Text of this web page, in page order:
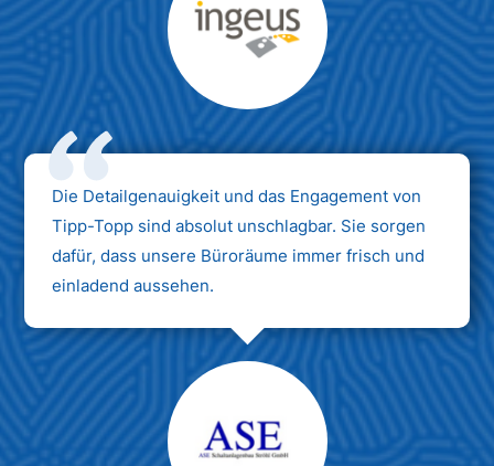
Max Mustermann
Unternehmen AG
Die Detailgenauigkeit und das Engagement von
Tipp-Topp sind absolut unschlagbar. Sie sorgen
dafür, dass unsere Büroräume immer frisch und
einladend aussehen.